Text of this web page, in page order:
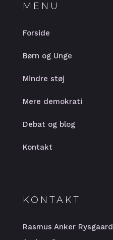
MENU
Forside
Børn og Unge
Mindre støj
Mere demokrati
Debat og blog
Kontakt
KONTAKT
Rasmus Anker Rysgaard